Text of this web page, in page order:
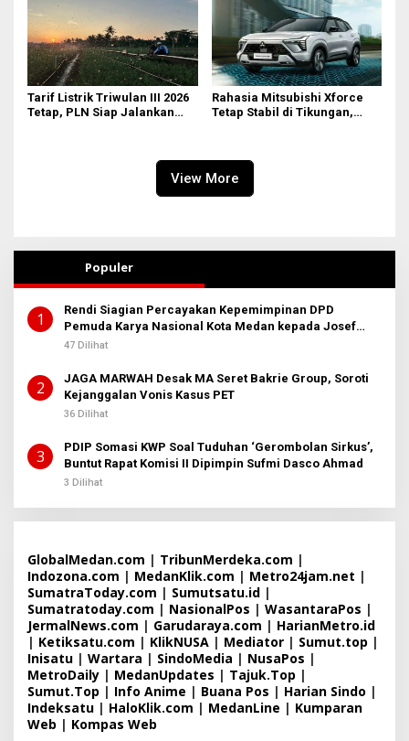
Tarif Listrik Triwulan III 2026
Tetap, PLN Siap Jalankan
Rahasia Mitsubishi Xforce
Tetap Stabil di Tikungan,
View More
Populer
1
Rendi Siagian Percayakan Kepemimpinan DPD
Pemuda Karya Nasional Kota Medan kepada Josef
Sembiring
47 Dilihat
2
JAGA MARWAH Desak MA Seret Bakrie Group, Soroti
Kejanggalan Vonis Kasus PET
36 Dilihat
3
PDIP Somasi KWP Soal Tuduhan ‘Gerombolan Sirkus’,
Buntut Rapat Komisi II Dipimpin Sufmi Dasco Ahmad
3 Dilihat
GlobalMedan.com | TribunMerdeka.com |
Indozona.com | MedanKlik.com | Metro24jam.net |
SumatraToday.com | Sumutsatu.id |
Sumatratoday.com | NasionalPos | WasantaraPos |
JermalNews.com | Garudaraya.com | HarianMetro.id
| Ketiksatu.com | KlikNUSA | Mediator | Sumut.top |
Inisatu | Wartara | SindoMedia | NusaPos |
MetroDaily | MedanUpdates | Tajuk.Top |
Sumut.Top | Info Anime | Buana Pos | Harian Sindo |
Indeksatu | HaloKlik.com | MedanLine | Kumparan
Web | Kompas Web